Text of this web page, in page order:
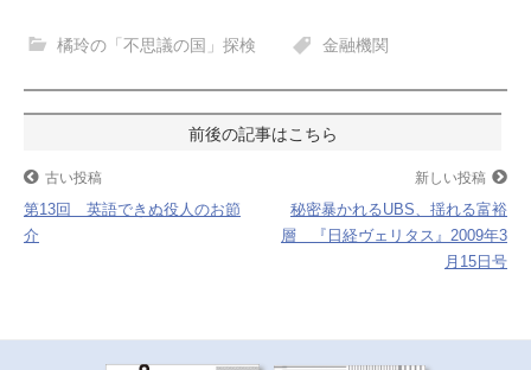
e
b
k
t
t
e
e
n
a
橘玲の「不思議の国」探検 金融機関
稿
ナ
ゲ
古い投稿
第13回 英語できぬ役人のお節
介
新しい投稿
秘密暴かれるUBS、揺れる富裕
層 『日経ヴェリタス』2009年3
月15日号